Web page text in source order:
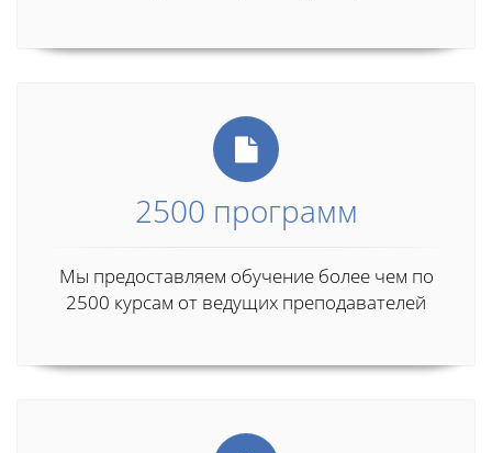
2500 программ
Мы предоставляем обучение более чем по
2500 курсам от ведущих преподавателей